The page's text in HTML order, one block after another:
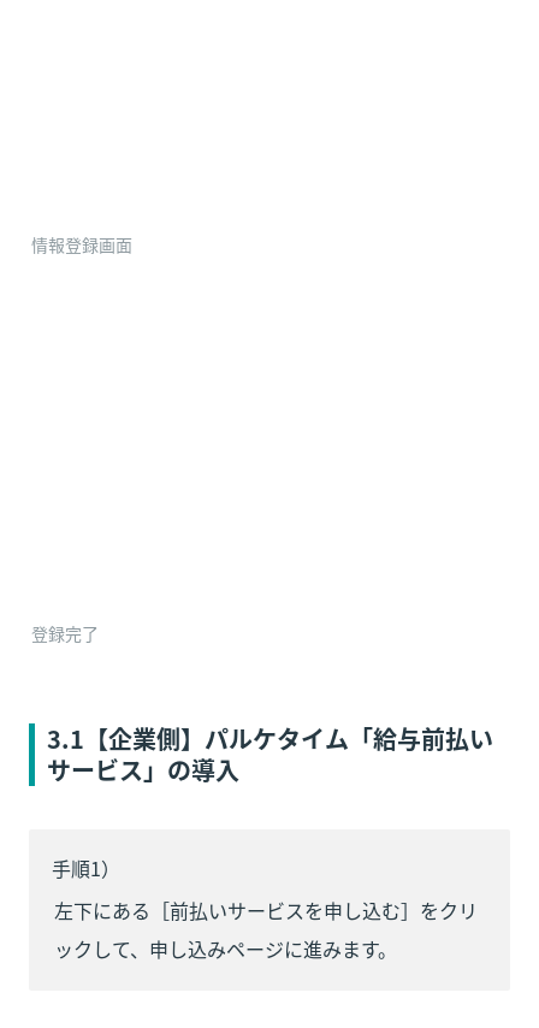
情報登録画面
登録完了
3.1【企業側】パルケタイム「給与前払い
サービス」の導入
手順1）
左下にある［前払いサービスを申し込む］をクリ
ックして、申し込みページに進みます。